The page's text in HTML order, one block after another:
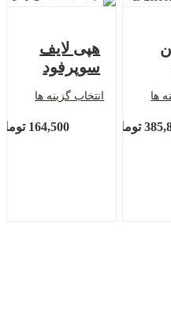
هپی لایف
سوپرفود
انتخاب گزینه ها
164,500 تومان تومان